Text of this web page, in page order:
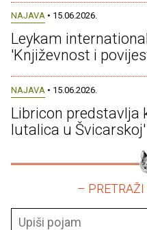
NAJAVA • 15.06.2026.
Leykam
'Književnost i
NAJAVA • 15.06.2026.
Libricon predstavlja
lutalica u
–